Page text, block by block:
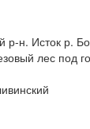
р-н. Исток р.
лес под